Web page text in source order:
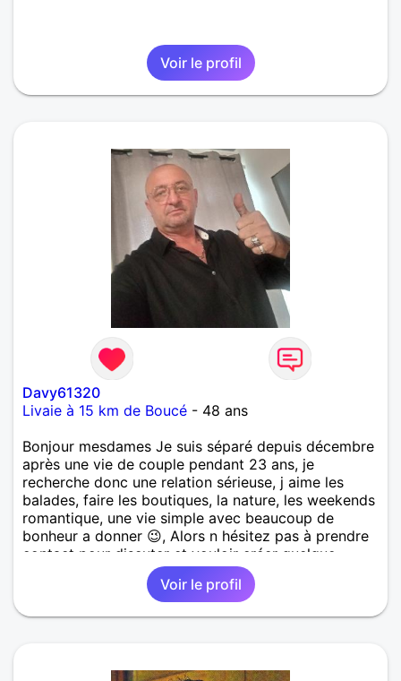
Voir le profil
Davy61320
Livaie à 15 km de Boucé - 48 ans
Bonjour mesdames Je suis séparé depuis décembre
après une vie de couple pendant 23 ans, je
recherche donc une relation sérieuse, j aime les
balades, faire les boutiques, la nature, les weekends
romantique, une vie simple avec beaucoup de
bonheur a donner 😉, Alors n hésitez pas à prendre
contact pour discuter et vouloir créer quelque
Voir le profil